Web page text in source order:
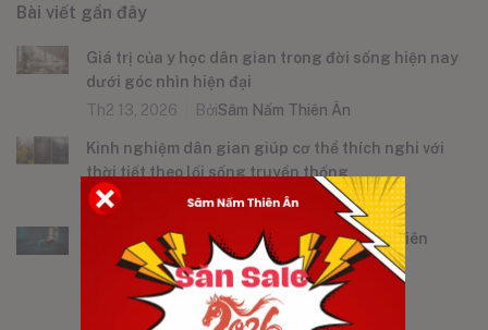
Bài viết gần đây
Giá trị của y học dân gian trong đời sống hiện nay
dưới góc nhìn hiện đại
Th2 13, 2026
BởiSâm Nấm Thiên Ân
Kinh nghiệm dân gian giúp cơ thể thích nghi với
thời tiết theo lối sống truyền thống
Th2 11, 2026
BởiSâm Nấm Thiên Ân
Chăm sóc giấc ngủ bằng nguyên liệu tự nhiên
trong đời sống hằng ngày
Th2 11, 2026
BởiSâm Nấm Thiên Ân